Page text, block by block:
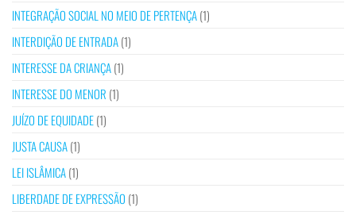
INTEGRAÇÃO SOCIAL NO MEIO DE PERTENÇA(1)
INTERDIÇÃO DE ENTRADA(1)
INTERESSE DA CRIANÇA(1)
INTERESSE DO MENOR (1)
JUÍZO DE EQUIDADE(1)
JUSTA CAUSA(1)
LEI ISLÂMICA(1)
LIBERDADE DE EXPRESSÃO (1)